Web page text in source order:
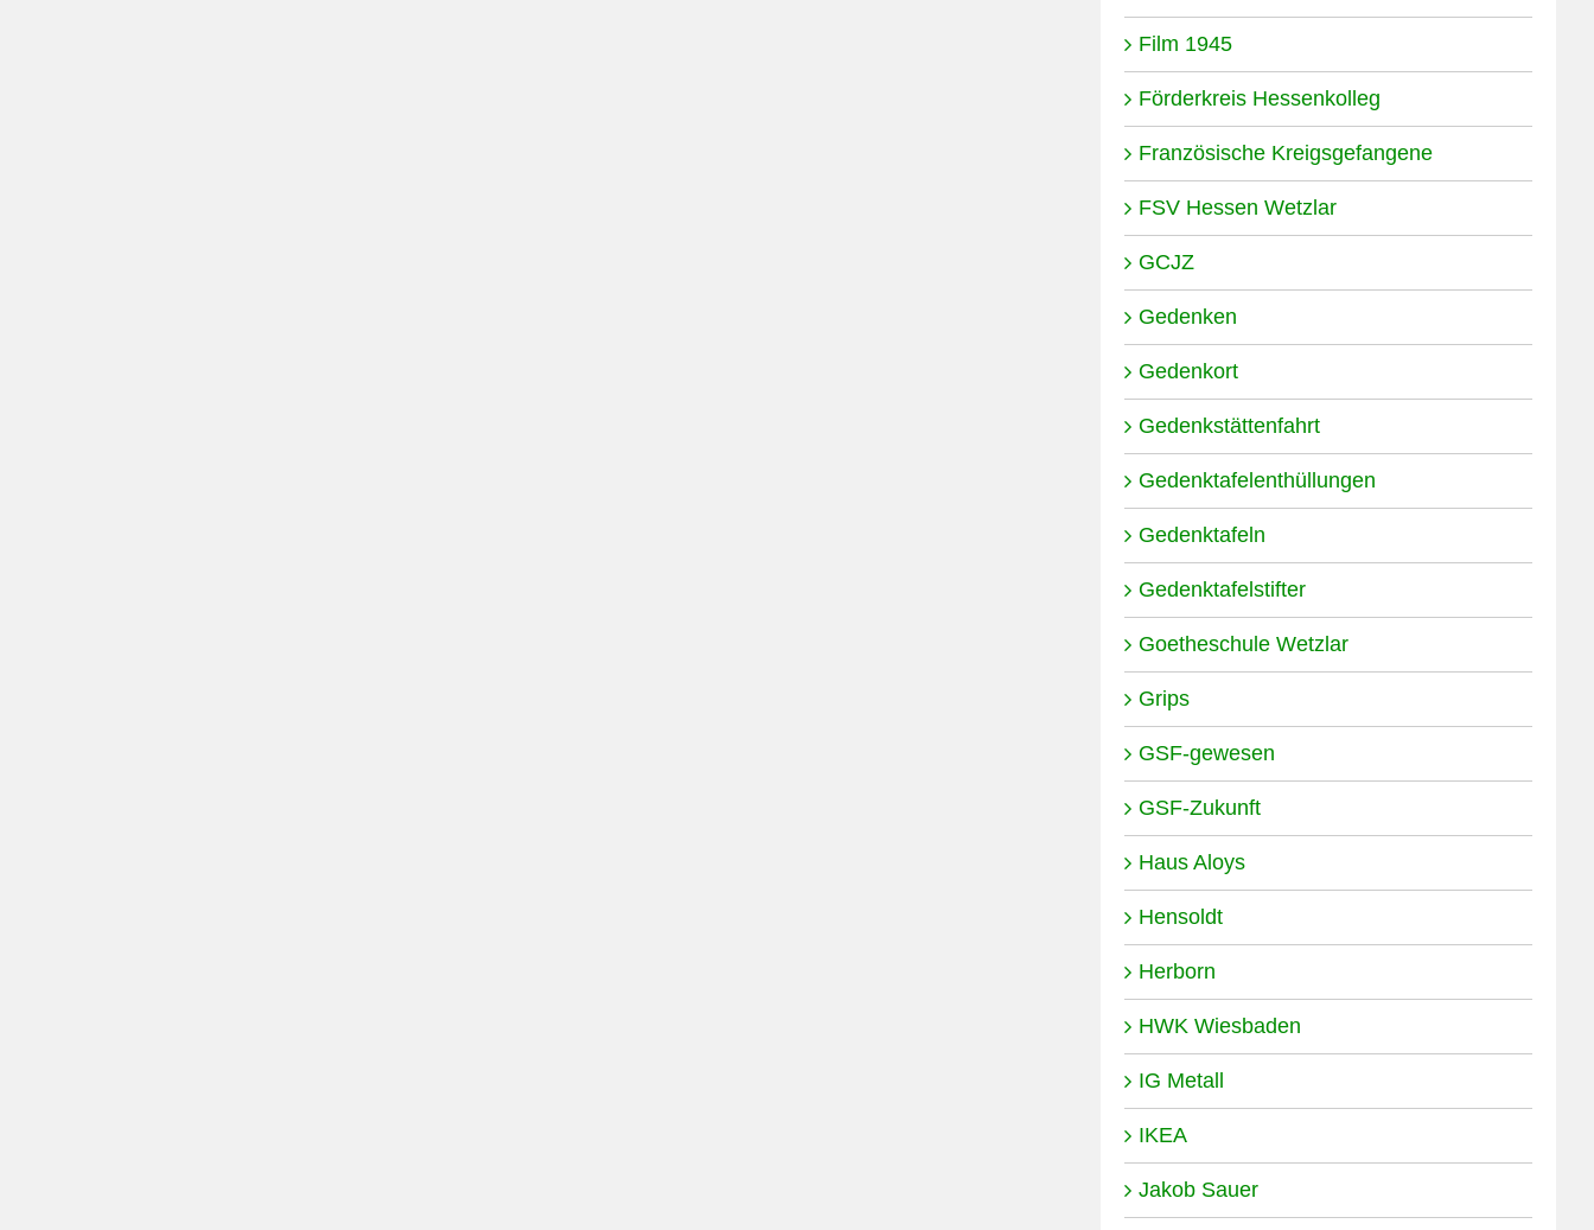
Film 1945
Förderkreis Hessenkolleg
Französische Kreigsgefangene
FSV Hessen Wetzlar
GCJZ
Gedenken
Gedenkort
Gedenkstättenfahrt
Gedenktafelenthüllungen
Gedenktafeln
Gedenktafelstifter
Goetheschule Wetzlar
Grips
GSF-gewesen
GSF-Zukunft
Haus Aloys
Hensoldt
Herborn
HWK Wiesbaden
IG Metall
IKEA
Jakob Sauer